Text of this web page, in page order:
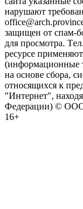
нарушают
защищен от спам-
для просмотра.
ресурсе
(информационные
на основе сбора,
относящихся к
"Интернет",
Федерации) © ООО
16+